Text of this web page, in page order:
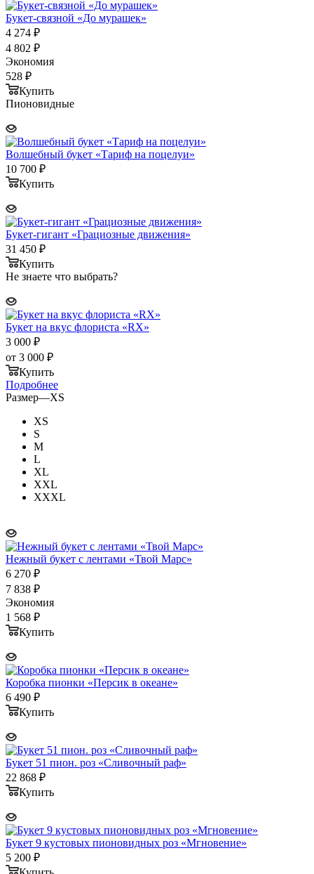
Букет-связной «До мурашек»
4 274 ₽
4 802 ₽
Экономия
528 ₽
Купить
Пионовидные
Волшебный букет «Тариф на поцелуи»
10 700 ₽
Купить
Букет-гигант «Грациозные движения»
31 450 ₽
Купить
Не знаете что выбрать?
Букет на вкус флориста «RX»
3 000 ₽
от 3 000 ₽
Купить
Подробнее
Размер—XS
XS
S
M
L
XL
XXL
XXXL
Нежный букет с лентами «Твой Марс»
6 270 ₽
7 838 ₽
Экономия
1 568 ₽
Купить
Коробка пионки «Персик в океане»
6 490 ₽
Купить
Букет 51 пион. роз «Сливочный раф»
22 868 ₽
Купить
Букет 9 кустовых пионовидных роз «Мгновение»
5 200 ₽